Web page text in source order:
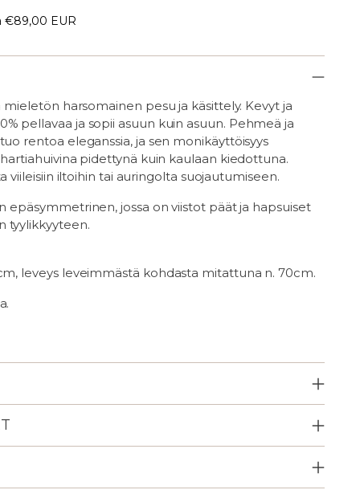
€89,00 EUR
mieletön harsomainen pesu ja käsittely. Kevyt ja
pellavaa ja sopii asuun kuin asuun. Pehmeä ja
rentoa eleganssia, ja sen monikäyttöisyys
pidettynä kuin kaulaan kiedottuna.
viileisiin iltoihin tai auringolta suojautumiseen.
epäsymmetrinen, jossa on viistot päät ja hapsuiset
tyylikkyyteen.
leveys leveimmästä kohdasta mitattuna n. 70cm.